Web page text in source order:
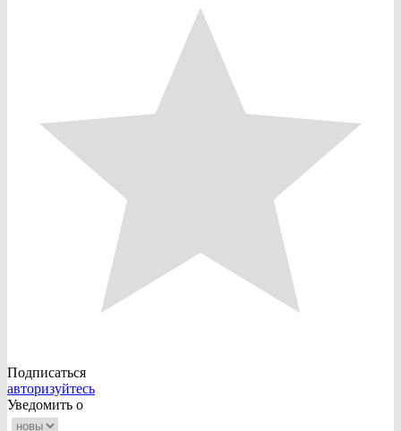
Подписаться
авторизуйтесь
Уведомить о